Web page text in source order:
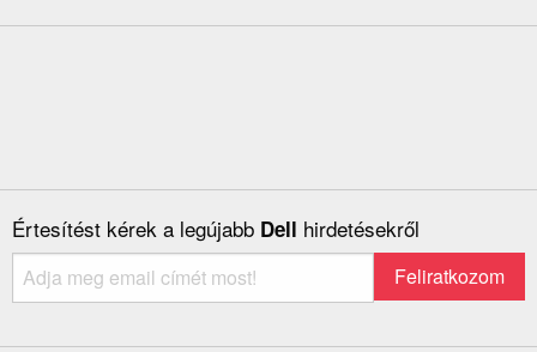
Értesítést kérek a legújabb Dell hirdetésekről